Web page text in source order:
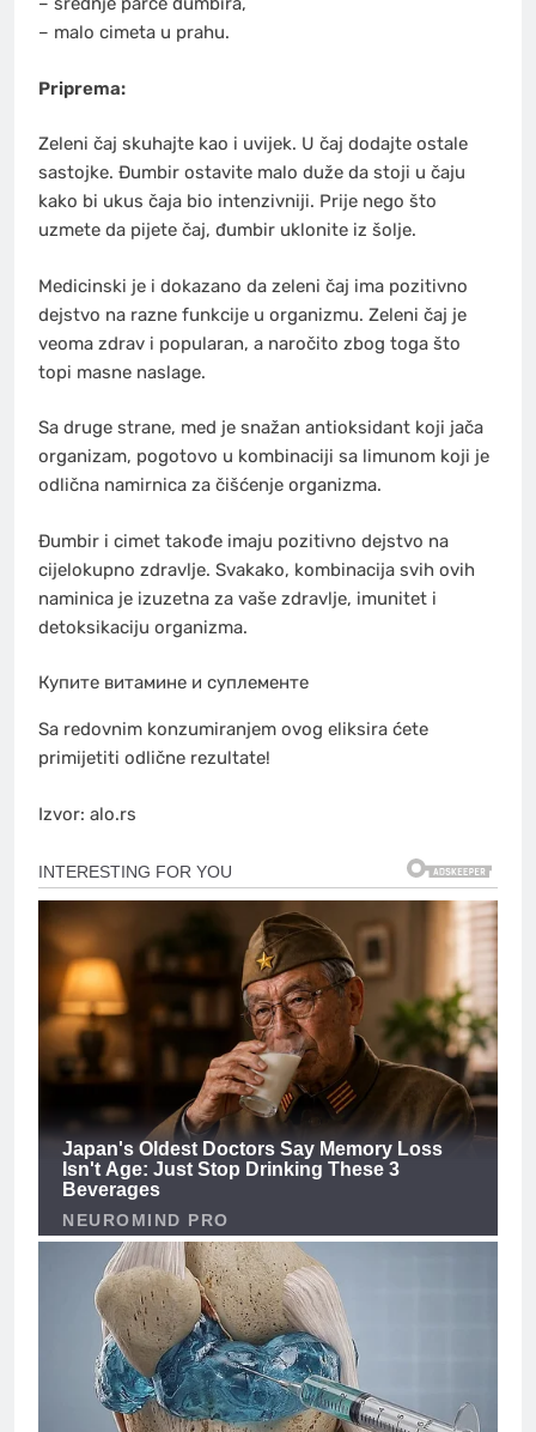
– malo cimeta u prahu.
Priprema:
Zeleni čaj skuhajte kao i uvijek. U čaj dodajte ostale
sastojke. Đumbir ostavite malo duže da stoji u čaju
kako bi ukus čaja bio intenzivniji. Prije nego što
uzmete da pijete čaj, đumbir uklonite iz šolje.
Medicinski je i dokazano da zeleni čaj ima pozitivno
dejstvo na razne funkcije u organizmu. Zeleni čaj je
veoma zdrav i popularan, a naročito zbog toga što
topi masne naslage.
Sa druge strane, med je snažan antioksidant koji jača
organizam, pogotovo u kombinaciji sa limunom koji je
odlična namirnica za čišćenje organizma.
Đumbir i cimet takođe imaju pozitivno dejstvo na
cijelokupno zdravlje. Svakako, kombinacija svih ovih
naminica je izuzetna za vaše zdravlje, imunitet i
detoksikaciju organizma.
Купите витамине и суплементе
Sa redovnim konzumiranjem ovog eliksira ćete
primijetiti odlične rezultate!
Izvor: alo.rs